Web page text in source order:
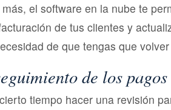
el software en la nube te
de tus clientes y
de que tengas que
de los pagos
tiempo hacer una revisión